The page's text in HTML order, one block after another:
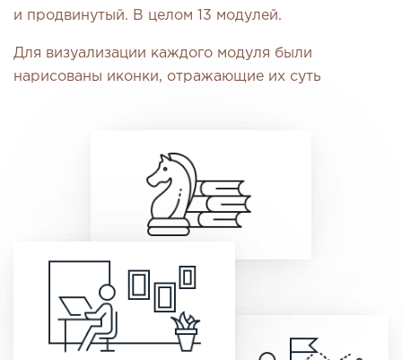
и продвинутый. В целом 13 модулей.
Для визуализации каждого модуля были
нарисованы иконки, отражающие их суть